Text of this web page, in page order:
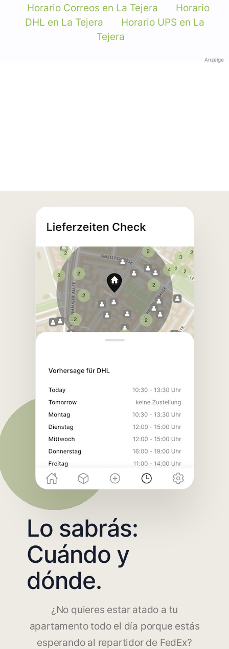
Horario Correos en La Tejera
Horario
DHL en La Tejera
Horario UPS en La
Tejera
Anzeige
Lo sabrás:
Cuándo y
dónde.
¿No quieres estar atado a tu
apartamento todo el día porque estás
esperando al repartidor de FedEx?